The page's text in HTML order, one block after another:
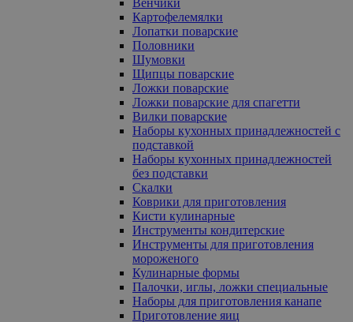
Картофелемялки
Лопатки поварские
Половники
Шумовки
Щипцы поварские
Ложки поварские
Ложки поварские для спагетти
Вилки поварские
Наборы кухонных принадлежностей с
подставкой
Наборы кухонных принадлежностей
без подставки
Скалки
Коврики для приготовления
Кисти кулинарные
Инструменты кондитерские
Инструменты для приготовления
мороженого
Кулинарные формы
Палочки, иглы, ложки специальные
Наборы для приготовления канапе
Приготовление яиц